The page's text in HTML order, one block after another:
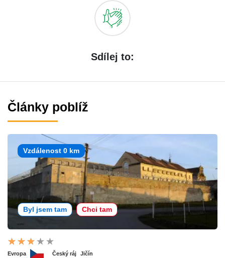
Sdílej to:
Články poblíž
Vzdálenost 0 km
Byl jsem tam Chci tam
Evropa Český ráj Jičín